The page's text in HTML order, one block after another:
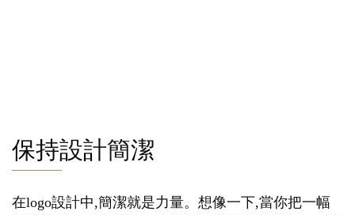
保持設計簡潔
在logo設計中,簡潔就是力量。想像一下,當你把一幅